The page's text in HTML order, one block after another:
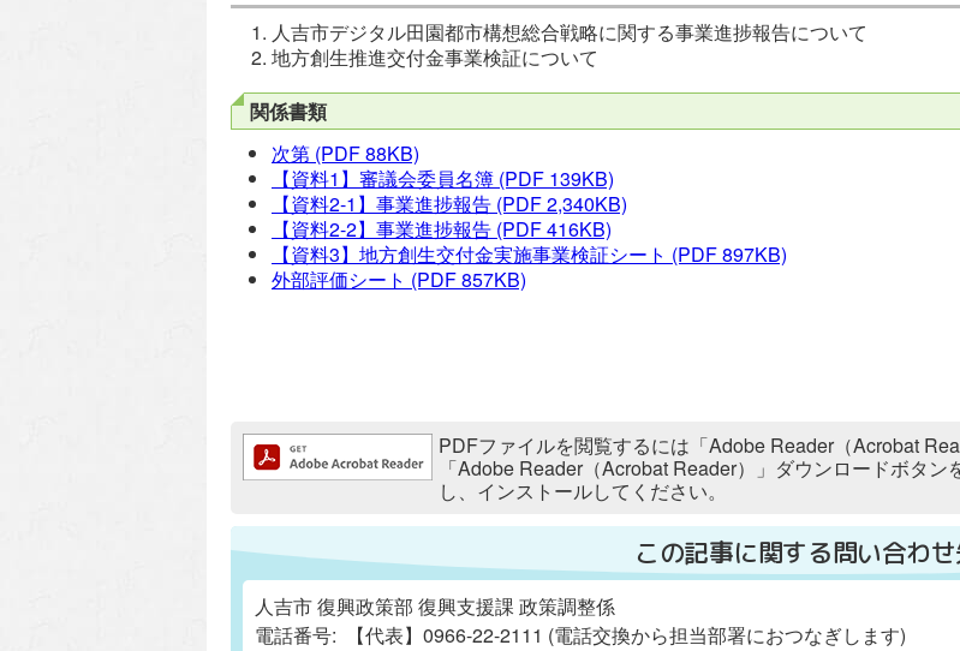
人吉市デジタル田園都市構想総合戦略に関する事業進捗報告について
地方創生推進交付金事業検証について
関係書類
次第 (PDF 88KB)
【資料1】審議会委員名簿 (PDF 139KB)
【資料2-1】事業進捗報告 (PDF 2,340KB)
【資料2-2】事業進捗報告 (PDF 416KB)
【資料3】地方創生交付金実施事業検証シート (PDF 897KB)
外部評価シート (PDF 857KB)
追加情報：PDFファイルPDFファイルを閲覧するには「Adobe Reader（Acrobat
「Adobe Reader（Acrobat Reader）」ダウンロードボタ
し、インストールしてください。
この記事に関する問い合わ
人吉市 復興政策部 復興支援課 政策調整係
電話番号:
【代表】0966-22-2111 (電話交換から担当部署におつなぎします)